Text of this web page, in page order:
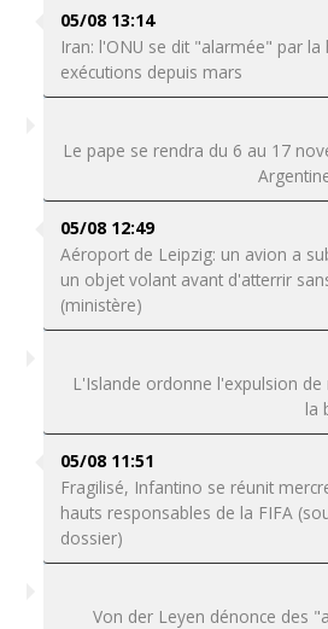
05/08 13:14
Iran: l'ONU se dit "alarmée" par la
exécutions depuis mars
Le pape se rendra du 6 au 17
05/08 12:49
Aéroport de Leipzig: un avion a
un objet volant avant d'atterrir
(ministère)
L'Islande ordonne l'expulsion de
la
05/08 11:51
Fragilisé, Infantino se réunit
hauts responsables de la FIFA
dossier)
Von der Leyen dénonce des